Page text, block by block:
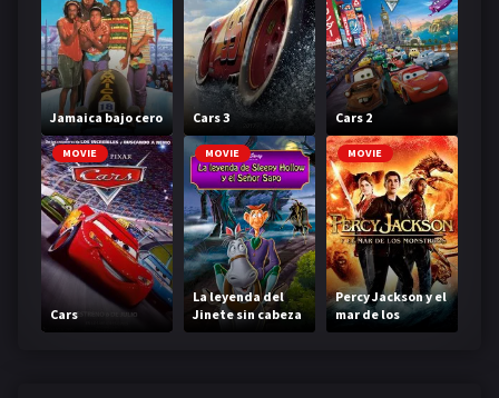
Jamaica bajo cero Cars 3 Cars 2
MOVIE
Cars
MOVIE
La leyenda del
Jinete sin cabeza
MOVIE
Percy Jackson y el
mar de los
monstruos